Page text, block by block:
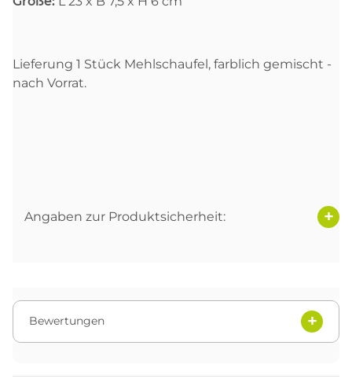
Lieferung 1 Stück Mehlschaufel, farblich gemischt -
nach Vorrat.
Angaben zur Produktsicherheit:
Bewertungen